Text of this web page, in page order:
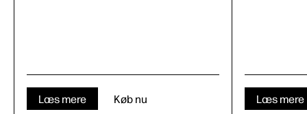
Læs mere Køb nu Læs mere